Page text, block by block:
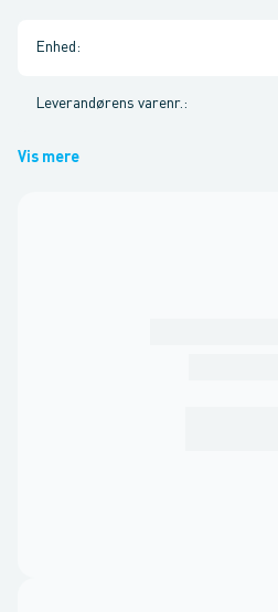
Enhed :
Leverandørens varenr. :
Vis mere